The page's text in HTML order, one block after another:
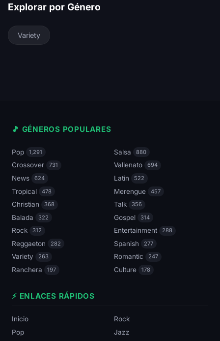
Explorar por Género
Variety
🎵 GÉNEROS POPULARES
Pop 1,291 Salsa 880
Crossover 731 Vallenato 694
News 624 Latin 522
Tropical 478 Merengue 457
Christian 368 Talk 356
Balada 322 Gospel 314
Rock 312 Entertainment 288
Reggaeton 282 Spanish 277
Variety 263 Romantic 247
Ranchera 197 Culture 178
⚡ ENLACES RÁPIDOS
Inicio
Rock
Pop
Jazz